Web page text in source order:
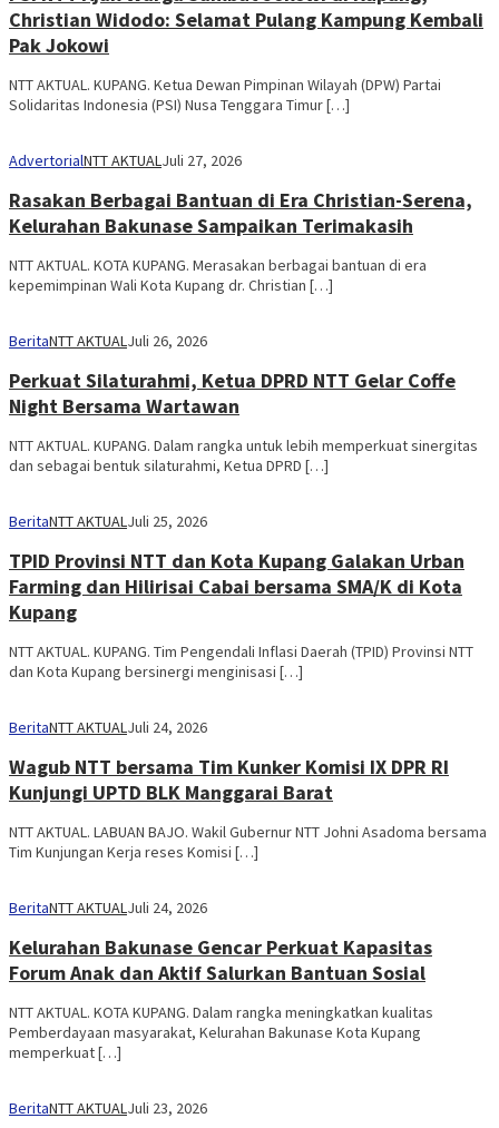
Christian Widodo: Selamat Pulang Kampung Kembali
Pak Jokowi
NTT AKTUAL. KUPANG. Ketua Dewan Pimpinan Wilayah (DPW) Partai
Solidaritas Indonesia (PSI) Nusa Tenggara Timur […]
AdvertorialNTT AKTUALJuli 27, 2026
Rasakan Berbagai Bantuan di Era Christian-Serena,
Kelurahan Bakunase Sampaikan Terimakasih
NTT AKTUAL. KOTA KUPANG. Merasakan berbagai bantuan di era
kepemimpinan Wali Kota Kupang dr. Christian […]
BeritaNTT AKTUALJuli 26, 2026
Perkuat Silaturahmi, Ketua DPRD NTT Gelar Coffe
Night Bersama Wartawan
NTT AKTUAL. KUPANG. Dalam rangka untuk lebih memperkuat sinergitas
dan sebagai bentuk silaturahmi, Ketua DPRD […]
BeritaNTT AKTUALJuli 25, 2026
TPID Provinsi NTT dan Kota Kupang Galakan Urban
Farming dan Hilirisai Cabai bersama SMA/K di Kota
Kupang
NTT AKTUAL. KUPANG. Tim Pengendali Inflasi Daerah (TPID) Provinsi NTT
dan Kota Kupang bersinergi menginisasi […]
BeritaNTT AKTUALJuli 24, 2026
Wagub NTT bersama Tim Kunker Komisi IX DPR RI
Kunjungi UPTD BLK Manggarai Barat
NTT AKTUAL. LABUAN BAJO. Wakil Gubernur NTT Johni Asadoma bersama
Tim Kunjungan Kerja reses Komisi […]
BeritaNTT AKTUALJuli 24, 2026
Kelurahan Bakunase Gencar Perkuat Kapasitas
Forum Anak dan Aktif Salurkan Bantuan Sosial
NTT AKTUAL. KOTA KUPANG. Dalam rangka meningkatkan kualitas
Pemberdayaan masyarakat, Kelurahan Bakunase Kota Kupang
memperkuat […]
BeritaNTT AKTUALJuli 23, 2026